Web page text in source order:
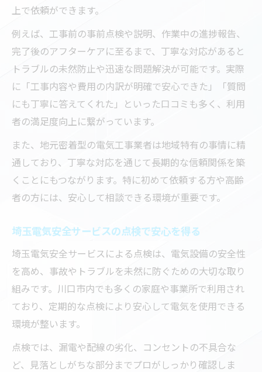
上で依頼ができます。
例えば、工事前の事前点検や説明、作業中の進捗報告、
完了後のアフターケアに至るまで、丁寧な対応があると
トラブルの未然防止や迅速な問題解決が可能です。実際
に「工事内容や費用の内訳が明確で安心できた」「質問
にも丁寧に答えてくれた」といった口コミも多く、利用
者の満足度向上に繋がっています。
また、地元密着型の電気工事業者は地域特有の事情に精
通しており、丁寧な対応を通じて長期的な信頼関係を築
くことにもつながります。特に初めて依頼する方や高齢
者の方には、安心して相談できる環境が重要です。
埼玉電気安全サービスの点検で安心を得る
埼玉電気安全サービスによる点検は、電気設備の安全性
を高め、事故やトラブルを未然に防ぐための大切な取り
組みです。川口市内でも多くの家庭や事業所で利用され
ており、定期的な点検により安心して電気を使用できる
環境が整います。
点検では、漏電や配線の劣化、コンセントの不具合な
ど、見落としがちな部分までプロがしっかり確認しま